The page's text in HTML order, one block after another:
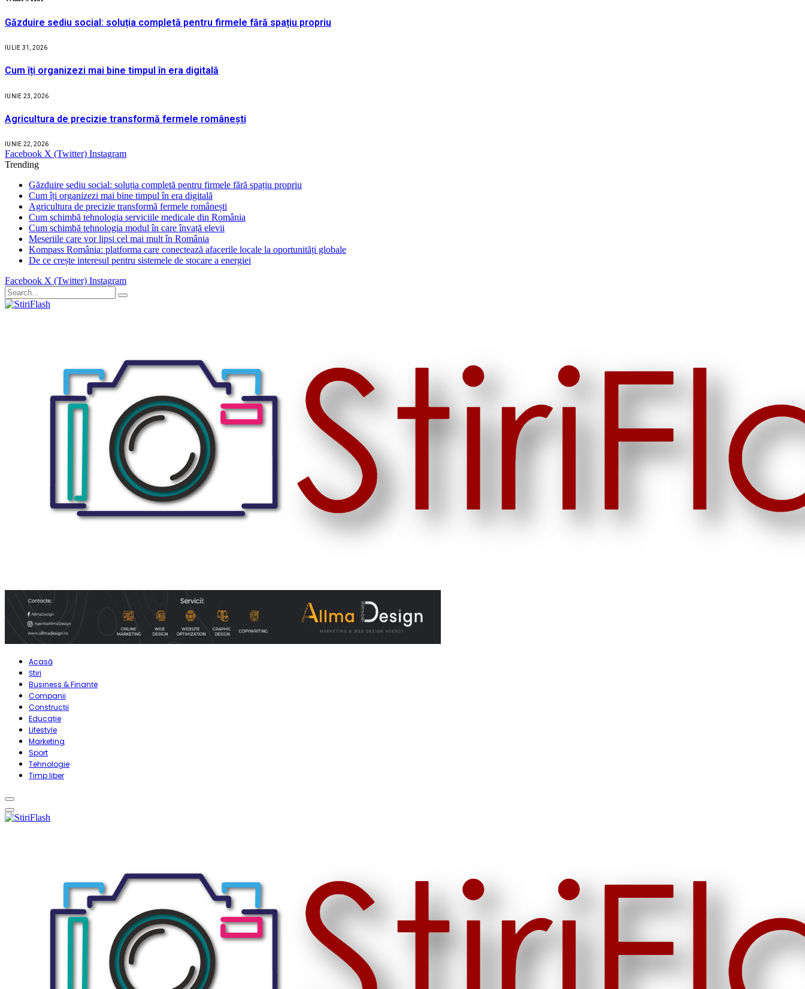
Găzduire sediu social: soluția completă pentru firmele fără spațiu propriu
IULIE 31, 2026
Cum îți organizezi mai bine timpul în era digitală
IUNIE 23, 2026
Agricultura de precizie transformă fermele românești
IUNIE 22, 2026
Facebook X (Twitter) Instagram
Trending
Găzduire sediu social: soluția completă pentru firmele fără spațiu propriu
Cum îți organizezi mai bine timpul în era digitală
Agricultura de precizie transformă fermele românești
Cum schimbă tehnologia serviciile medicale din România
Cum schimbă tehnologia modul în care învață elevii
Meseriile care vor lipsi cel mai mult în România
Kompass România: platforma care conectează afacerile locale la oportunități globale
De ce crește interesul pentru sistemele de stocare a energiei
Facebook X (Twitter) Instagram
Acasă
Știri
Business & Finanțe
Companii
Construcții
Educație
Lifestyle
Marketing
Sport
Tehnologie
Timp liber